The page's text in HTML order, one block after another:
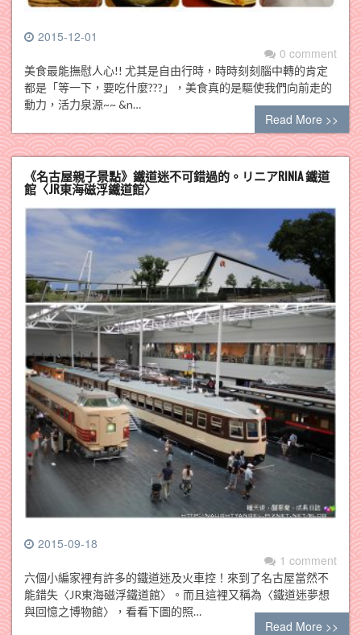
2015-12-01
0 comment
美食最能撫慰人心!! 尤其是自由行時，時時刻刻腦中轉的肯定
都是「等一下，要吃什麼???」，美食真的是驅使我們向前走的
動力，活力泉源~~ &n…
Read More >>
《名古屋親子景點》鐵道迷不可錯過的。リニアRINIA 鐵道
館〈JR東海磁浮鐵道館〉
2015-09-18
1 comment
六個小編家裡有許多的鐵道迷及火車控！來到了名古屋當然不
能錯失〈JR東海磁浮鐵道館〉。而且這裡又稱為〈鐵道迷夢想
與回憶之博物館〉，看看下圖的照…
Read More >>